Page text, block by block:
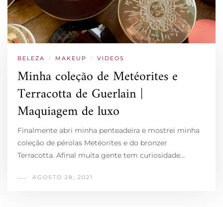
BELEZA / MAKEUP / VIDEOS
Minha coleção de Metéorites e
Terracotta de Guerlain |
Maquiagem de luxo
Finalmente abri minha penteadeira e mostrei minha
coleção de pérolas Metéorites e do bronzer
Terracotta. Afinal muita gente tem curiosidade…
AGOSTO 28, 2021